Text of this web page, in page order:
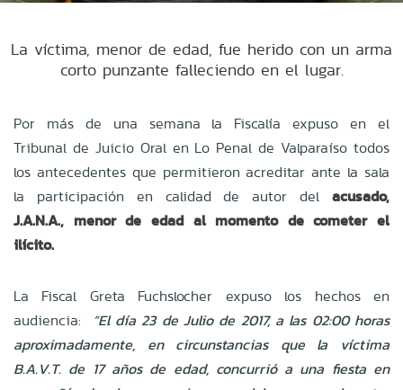
La víctima, menor de edad, fue herido con un arma
corto punzante falleciendo en el lugar.
Por más de una semana la Fiscalía expuso en el
Tribunal de Juicio Oral en Lo Penal de Valparaíso todos
los antecedentes que permitieron acreditar ante la sala
la participación en calidad de autor del acusado,
J.A.N.A., menor de edad al momento de cometer el
ilícito.
La Fiscal Greta Fuchslocher expuso los hechos en
audiencia:
“El día 23 de Julio de 2017, a las 02:00 horas
aproximadamente, en circunstancias que la víctima
B.A.V.T. de 17 años de edad, concurrió a una fiesta en